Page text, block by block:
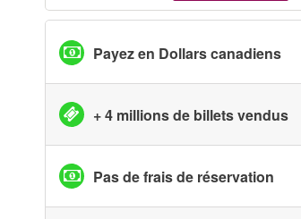
Payez en Dollars canadiens
+ 4 millions de billets vendus
Pas de frais de réservation